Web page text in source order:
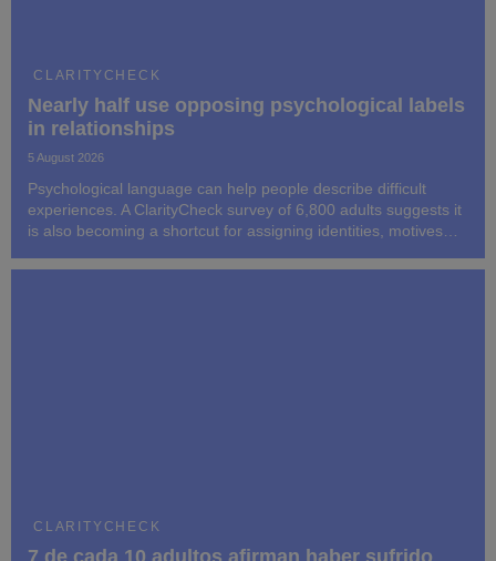
CLARITYCHECK
Nearly half use opposing psychological labels
in relationships
5 August 2026
Psychological language can help people describe difficult
experiences. A ClarityCheck survey of 6,800 adults suggests it
is also becoming a shortcut for assigning identities, motives
understood.
CLARITYCHECK
7 de cada 10 adultos afirman haber sufrido